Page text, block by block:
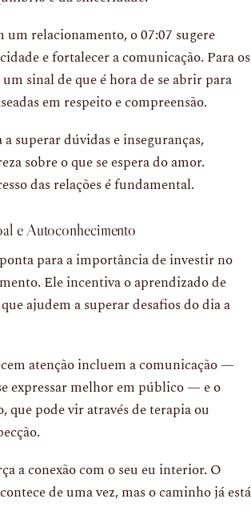
um relacionamento, o 07:07 sugere
e fortalecer a comunicação. Para os
sinal de que é hora de se abrir para
em respeito e compreensão.
a superar dúvidas e inseguranças,
sobre o que se espera do amor.
das relações é fundamental.
e Autoconhecimento
para a importância de investir no
Ele incentiva o aprendizado de
ajudem a superar desafios do dia a
atenção incluem a comunicação —
expressar melhor em público — e o
que pode vir através de terapia ou
a conexão com o seu eu interior. O
de uma vez, mas o caminho já está